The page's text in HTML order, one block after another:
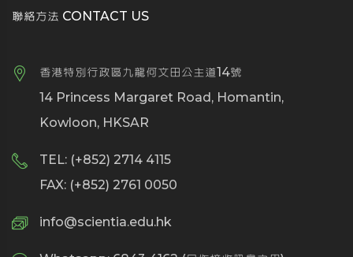
聯絡方法 CONTACT US
香港特別行政區九龍何文田公主道14號
14 Princess Margaret Road, Homantin,
Kowloon, HKSAR
TEL: (+852) 2714 4115
FAX: (+852) 2761 0050
info@scientia.edu.hk